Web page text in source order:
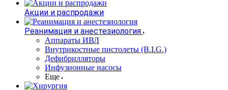
Акции и распродажи
Реанимация и анестезиология
Аппараты ИВЛ
Внутрикостные пистолеты (B.I.G.)
Дефибрилляторы
Инфузионные насосы
Еще